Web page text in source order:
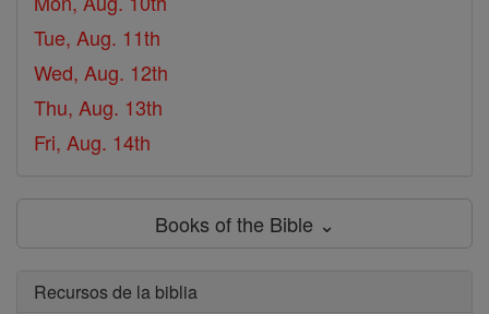
Tue, Aug. 11th
Wed, Aug. 12th
Thu, Aug. 13th
Fri, Aug. 14th
Books of the Bible ⌄
Recursos de la biblia